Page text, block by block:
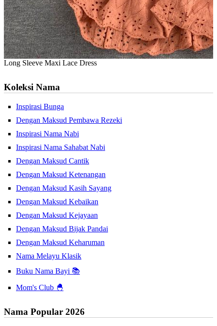
Long Sleeve Maxi Lace Dress
Koleksi Nama
Inspirasi Bunga
Dengan Maksud Pembawa Rezeki
Inspirasi Nama Nabi
Inspirasi Nama Sahabat Nabi
Dengan Maksud Cantik
Dengan Maksud Ketenangan
Dengan Maksud Kasih Sayang
Dengan Maksud Kebaikan
Dengan Maksud Kejayaan
Dengan Maksud Bijak Pandai
Dengan Maksud Keharuman
Nama Melayu Klasik
Buku Nama Bayi 📚
Mom's Club 🐣
Nama Popular 2026